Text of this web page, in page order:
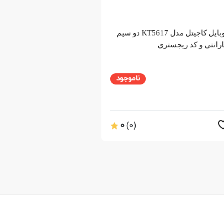
گوشی موبایل کاجیتل مدل KT5617 دو سیم‌
و کد ریجستری
ناموجود
0(0)